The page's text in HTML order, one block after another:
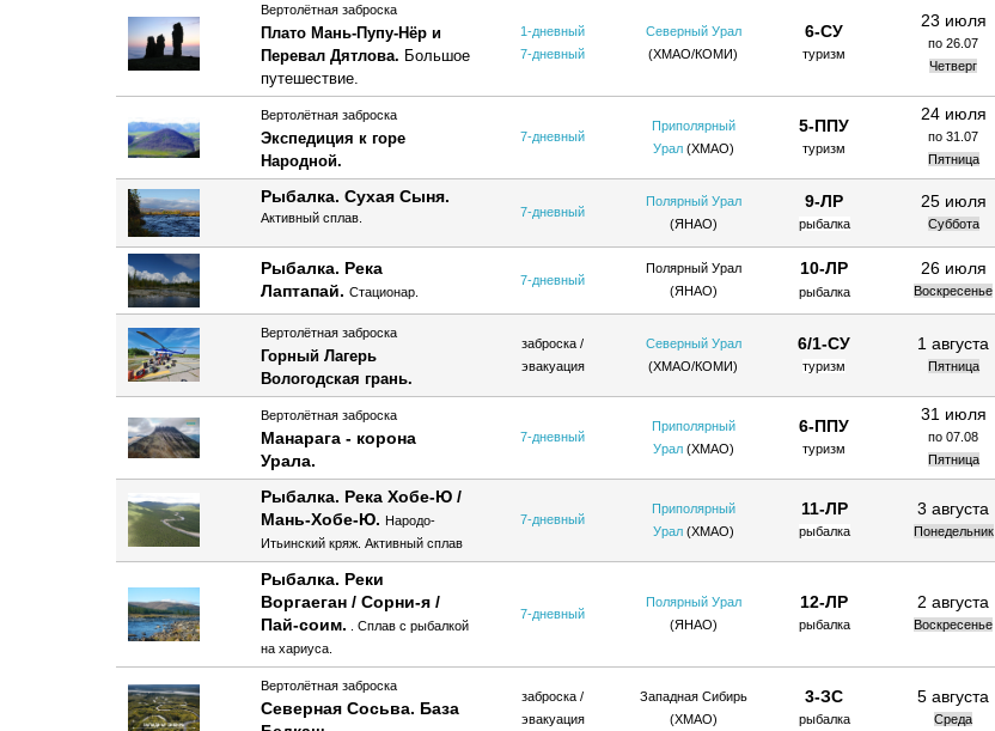
Вертолётная заброска
Плато Мань-Пупу-Нёр и
Перевал Дятлова. Большое
путешествие.
1-дневный
7-дневный
Северный Урал
(ХМАО/КОМИ)
6-СУ
туризм
23 июля
по 26.07
Четверг
Вертолётная заброска
Экспедиция к горе
Народной.
7-дневный
Приполярный
Урал(ХМАО)
5-ППУ
туризм
24 июля
по 31.07
Пятница
Рыбалка. Сухая Сыня.
Активный сплав. 7-дневный
Полярный Урал
(ЯНАО)
9-ЛР
рыбалка
25 июля
Суббота
Рыбалка. Река
Лаптапай. Стационар.
7-дневный
Полярный Урал
(ЯНАО)
10-ЛР
рыбалка
26 июля
Воскресенье
Вертолётная заброска
Горный Лагерь
Вологодская грань.
заброска /
эвакуация
Северный Урал
(ХМАО/КОМИ)
6/1-СУ
туризм
1 августа
Пятница
Вертолётная заброска
Манарага - корона
Урала.
7-дневный
Приполярный
Урал(ХМАО)
6-ППУ
туризм
31 июля
по 07.08
Пятница
Рыбалка. Река Хобе-Ю /
Мань-Хобе-Ю. Народо-
Итьинский кряж. Активный сплав
7-дневный
Приполярный
Урал(ХМАО)
11-ЛР
рыбалка
3 августа
Понедельник
Рыбалка. Реки
Воргаеган / Сорни-я /
Пай-соим. . Сплав с рыбалкой
на хариуса.
7-дневный
Полярный Урал
(ЯНАО)
12-ЛР
рыбалка
2 августа
Воскресенье
Вертолётная заброска
Северная Сосьва. База
заброска /
эвакуация
Западная Сибирь
(ХМАО)
3-ЗС
рыбалка
5 августа
Среда